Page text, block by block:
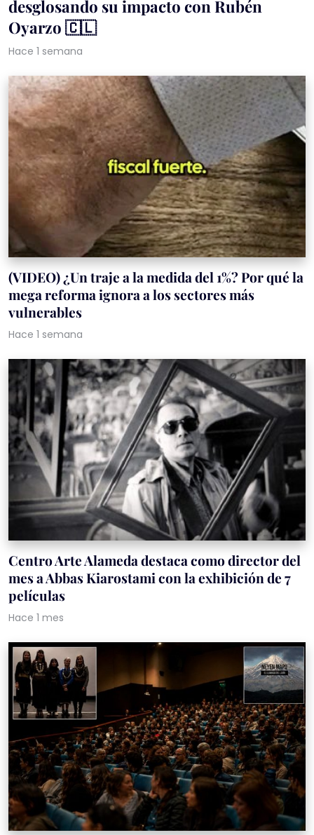
desglosando su impacto con Rubén
Oyarzo 🇨🇱
Hace 1 semana
(VIDEO) ¿Un traje a la medida del 1%? Por qué la
mega reforma ignora a los sectores más
vulnerables
Hace 1 semana
Centro Arte Alameda destaca como director del
mes a Abbas Kiarostami con la exhibición de 7
películas
Hace 1 mes